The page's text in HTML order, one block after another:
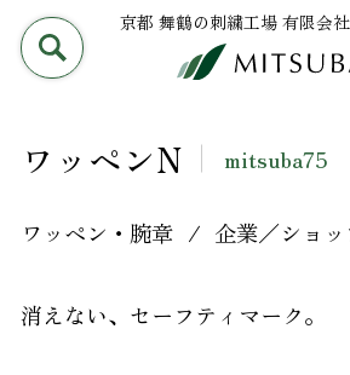
京都 舞鶴の刺繍工場 有限会
三葉商事について
PRODUCT 加工事例
ワッペンN mitsuba75
ワッペン・腕章 企業／ショ
消えない、セーフティマーク。